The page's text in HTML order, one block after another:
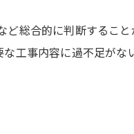
ど総合的に判断するこ
工事内容に過不足がな